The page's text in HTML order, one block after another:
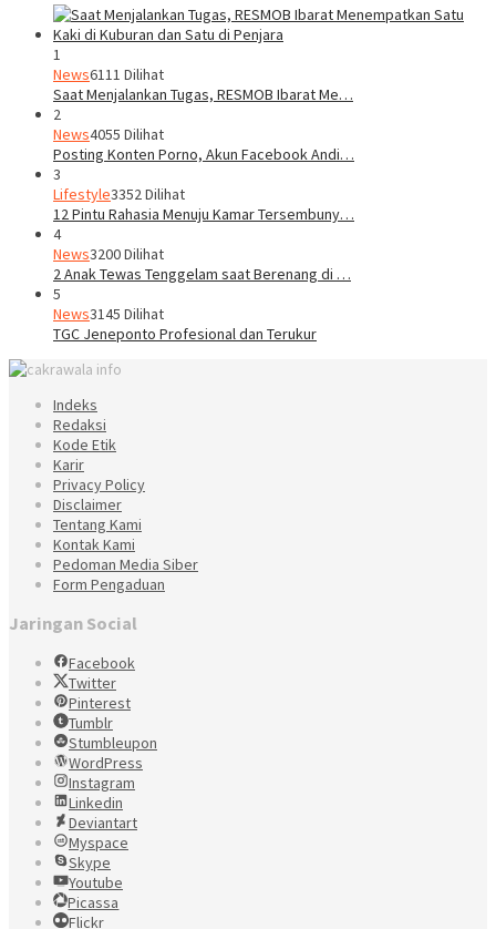
1
News6111 Dilihat
Saat Menjalankan Tugas, RESMOB Ibarat Me…
2
News4055 Dilihat
Posting Konten Porno, Akun Facebook Andi…
3
Lifestyle3352 Dilihat
12 Pintu Rahasia Menuju Kamar Tersembuny…
4
News3200 Dilihat
2 Anak Tewas Tenggelam saat Berenang di …
5
News3145 Dilihat
TGC Jeneponto Profesional dan Terukur
Indeks
Redaksi
Kode Etik
Karir
Privacy Policy
Disclaimer
Tentang Kami
Kontak Kami
Pedoman Media Siber
Form Pengaduan
Jaringan Social
Facebook
Twitter
Pinterest
Tumblr
Stumbleupon
WordPress
Instagram
Linkedin
Deviantart
Myspace
Skype
Youtube
Picassa
Flickr